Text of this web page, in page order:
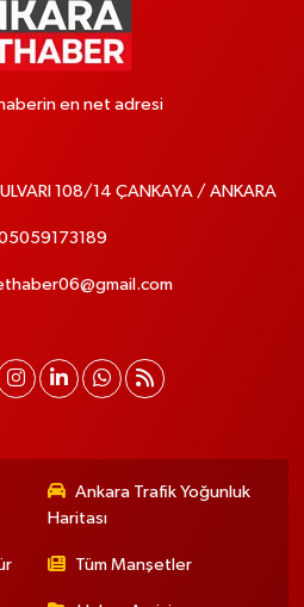
en net adresi
108/14 ÇANKAYA / ANKARA
Ankara Trafik Yoğunluk
Haritası
Tüm Manşetler